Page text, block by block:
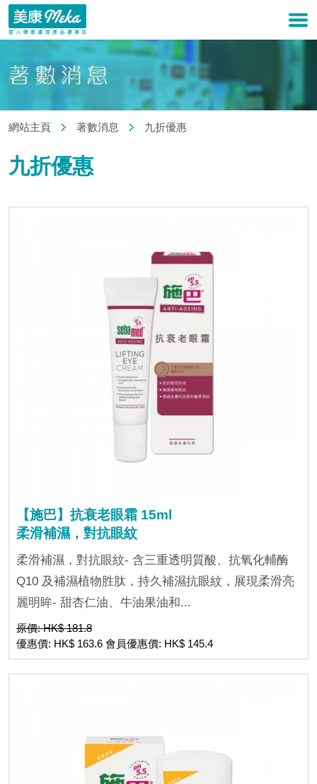
網站主頁 著數消息 九折優惠
九折優惠
【施巴】抗衰老眼霜 15ml
柔滑補濕，對抗眼紋
柔滑補濕，對抗眼紋- 含三重透明質酸、抗氧化輔酶
Q10 及補濕植物胜肽，持久補濕抗眼紋，展現柔滑亮
麗明眸- 甜杏仁油、牛油果油和...
原價: HK$ 181.8
優惠價: HK$ 163.6 會員優惠價: HK$ 145.4